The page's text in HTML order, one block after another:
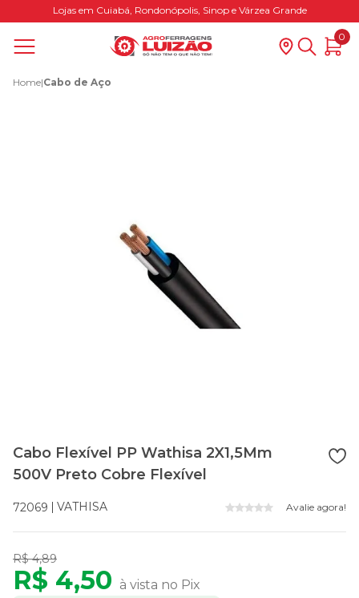
Lojas em Cuiabá, Rondonópolis, Sinop e Várzea Grande
0
Home|Cabo de Aço
Cabo Flexível PP Wathisa 2X1,5Mm
500V Preto Cobre Flexível
72069 VATHISA Avalie agora!
R$ 4,89
R$ 4,50 à vista no Pix